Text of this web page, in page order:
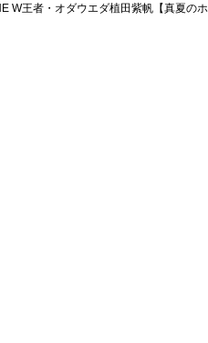
W王者・オダウエダ植田紫帆【真夏のホ